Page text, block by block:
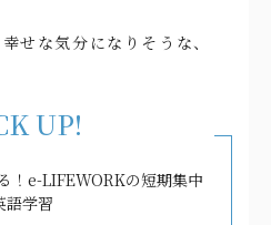
せな気分になりそうな、
UP!
！e-LIFEWORKの短期集中
語学習